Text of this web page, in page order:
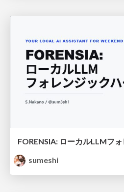
FORENSIA: ローカルLLMフ
sumeshi